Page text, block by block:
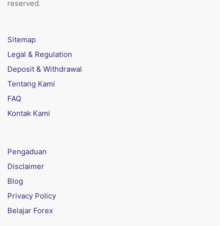
reserved.
Sitemap
Legal & Regulation
Deposit & Withdrawal
Tentang Kami
FAQ
Kontak Kami
Pengaduan
Disclaimer
Blog
Privacy Policy
Belajar Forex